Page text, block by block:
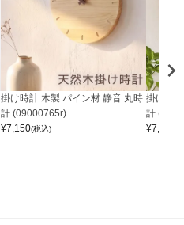
掛け時計 木製 パイン材 静音 丸時
計 (09000765r)
¥7,150(税込)
掛け時
計
¥7,150